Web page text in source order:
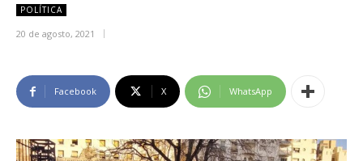
POLÍTICA
20 de agosto, 2021
Facebook X WhatsApp